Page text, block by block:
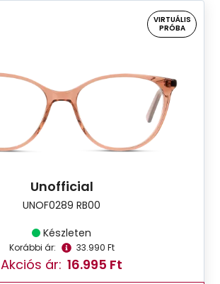
VIRTUÁLIS
PRÓBA
Unofficial
UNOF0289 RB00
Készleten
Korábbi ár: 33.990 Ft
Akciós ár: 16.995 Ft